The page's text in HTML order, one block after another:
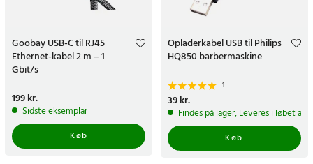
Goobay USB-C til RJ45
Ethernet-kabel 2 m – 1
Gbit/s
Pris:199 kr.
199 kr.
Sidste eksemplar
Køb
Opladerkabel USB til Philips
HQ850 barbermaskine
1
Pris:39 kr.
39 kr.
Findes på lager, Leveres i løbet af
Køb